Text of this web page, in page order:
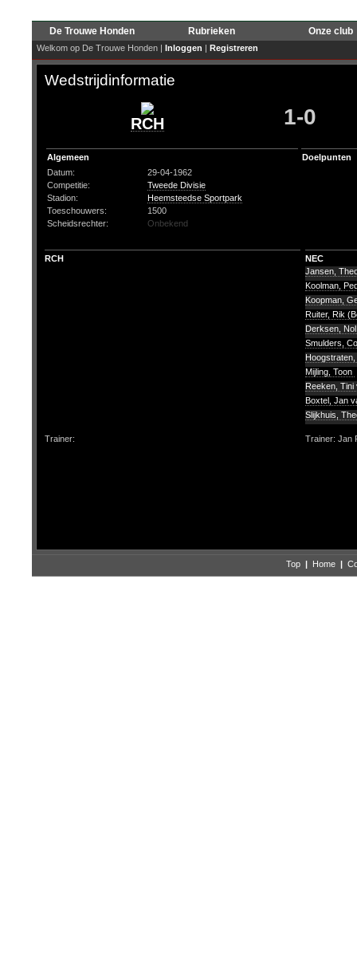
De Trouwe Honden Rubrieken Onze club
Welkom op De Trouwe Honden | Inloggen | Registreren
Wedstrijdinformatie
RCH 1-0
Algemeen
Datum:
29-04-1962
Competitie:
Tweede Divisie
Stadion:
Heemsteedse Sportpark
Toeschouwers:
1500
Scheidsrechter:
Onbekend
Doelpunten
RCH
NEC
Jansen,
Koolman,
Koopman,
Ruiter, Rik
Derksen,
Smulders,
Mijling, Toon
Reeken, Tini
Boxtel, Jan
Slijkhuis,
Trainer: Trainer: Jan
Top | Home |